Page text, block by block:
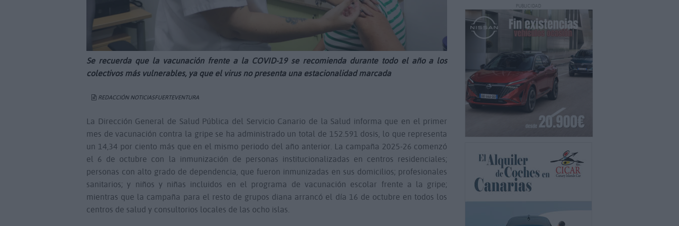
Se recuerda que la vacunación frente a la COVID-19 se recomienda durante todo el año a los
colectivos más vulnerables, ya que el virus no presenta una estacionalidad marcada
REDACCIÓN NOTICIASFUERTEVENTURA
La Dirección General de Salud Pública del Servicio Canario de la Salud informa que en el primer
mes de vacunación contra la gripe se ha administrado un total de 152.591 dosis, lo que representa
un 14,34 por ciento más que en el mismo periodo del año anterior. La campaña 2025-26 comenzó
el 6 de octubre con la inmunización de personas institucionalizadas en centros residenciales;
personas con alto grado de dependencia, que fueron inmunizadas en sus domicilios; profesionales
sanitarios; y niños y niñas incluidos en el programa de vacunación escolar frente a la gripe;
mientras que la campaña para el resto de grupos diana arrancó el día 16 de octubre en todos los
centros de salud y consultorios locales de las ocho islas.
PUBLICIDAD